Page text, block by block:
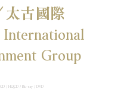
太古國際
Group
/ HQCD / Blu-ray / DVD